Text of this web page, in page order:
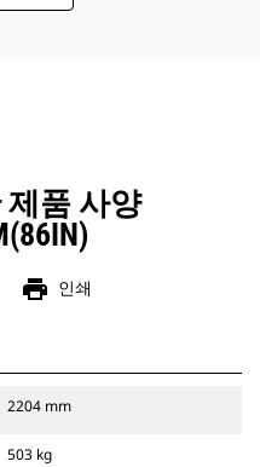
제품 사양
print 인쇄
2204 mm
503 kg